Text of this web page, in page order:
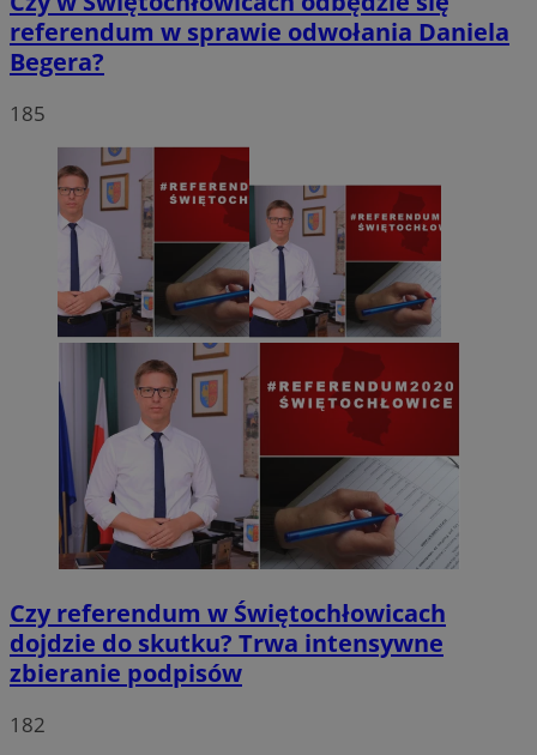
referendum w sprawie odwołania Daniela
Begera?
185
Czy referendum w Świętochłowicach
dojdzie do skutku? Trwa intensywne
zbieranie podpisów
182